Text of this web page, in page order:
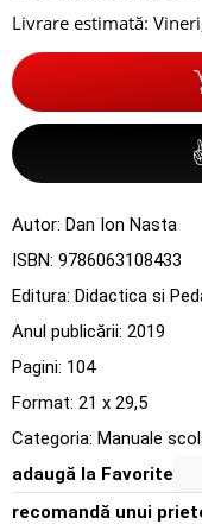
Livrare estimată:
Autor: Dan Ion Nasta
ISBN: 9786063108433
Editura: Didactica si
Anul publicării: 2019
Pagini: 104
Format: 21 x 29,5
Categoria: Manuale
adaugă la Favorite
recomandă unui